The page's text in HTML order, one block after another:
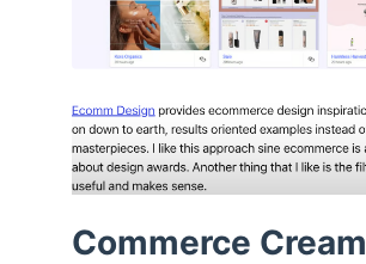
Commerce Cream